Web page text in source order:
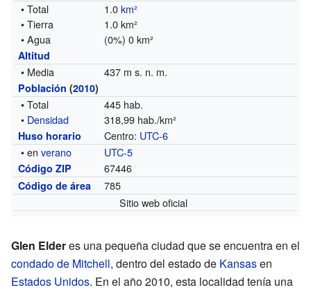
• Total 1.0km²
• Tierra
1.0 km²
• Agua
(0%) 0 km²
Altitud
• Media 437 m s. n. m.
Población (2010)
• Total
445 hab.
• Densidad 318,99 hab./km²
Huso horario Centro: UTC-6
• enverano UTC-5
Código ZIP 67446
Código de área
785
Sitio web oficial
Glen Elderes una pequeña ciudad que se encuentra en el
condado de Mitchell, dentro del estado de Kansasen
Estados Unidos. En el año 2010, esta localidad tenía una